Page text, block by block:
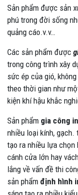
Sản phẩm được sản
phú trong đời sống
quảng cáo.v.v…
Các sản phẩm được
trong công trình xây
sức ép của gió,
theo thời gian như
kiện khí hậu khắc
Sản phẩm gia công
nhiều loại kính, gạch.
tạo ra nhiều lựa chọn
cánh cửa lớn hay
lắng về vấn đề thi
sản phẩm định hình